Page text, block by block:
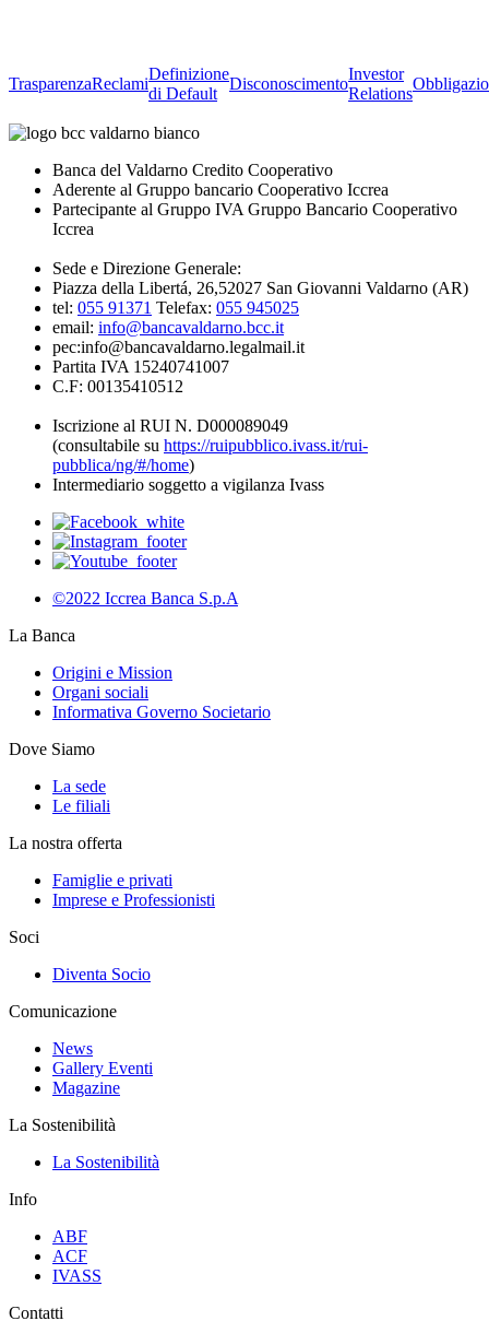
TrasparenzaReclami
Definizione
di Default
Disconoscimento
Investor
Relations
Banca del Valdarno Credito Cooperativo
Aderente al Gruppo bancario Cooperativo Iccrea
Partecipante al Gruppo IVA Gruppo Bancario Cooperativo
Iccrea
Sede e Direzione Generale:
Piazza della Libertá, 26,52027 San Giovanni Valdarno (AR)
tel: 055 91371 Telefax: 055 945025
email: info@bancavaldarno.bcc.it
pec:info@bancavaldarno.legalmail.it
Partita IVA 15240741007
C.F: 00135410512
Iscrizione al RUI N. D000089049
(consultabile su https://ruipubblico.ivass.it/rui-
pubblica/ng/#/home)
Intermediario soggetto a vigilanza Ivass
©2022 Iccrea Banca S.p.A
La Banca
Origini e Mission
Organi sociali
Informativa Governo Societario
Dove Siamo
La sede
Le filiali
La nostra offerta
Famiglie e privati
Imprese e Professionisti
Soci
Diventa Socio
Comunicazione
News
Gallery Eventi
Magazine
La Sostenibilità
La Sostenibilità
Info
ABF
ACF
IVASS
Contatti